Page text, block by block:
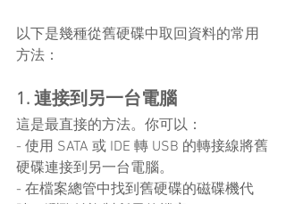
以下是幾種從舊硬碟中取回資料的常用
方法：
1. 連接到另一台電腦
這是最直接的方法。你可以：
- 使用 SATA 或 IDE 轉 USB 的轉接線將舊
硬碟連接到另一台電腦。
- 在檔案總管中找到舊硬碟的磁碟機代